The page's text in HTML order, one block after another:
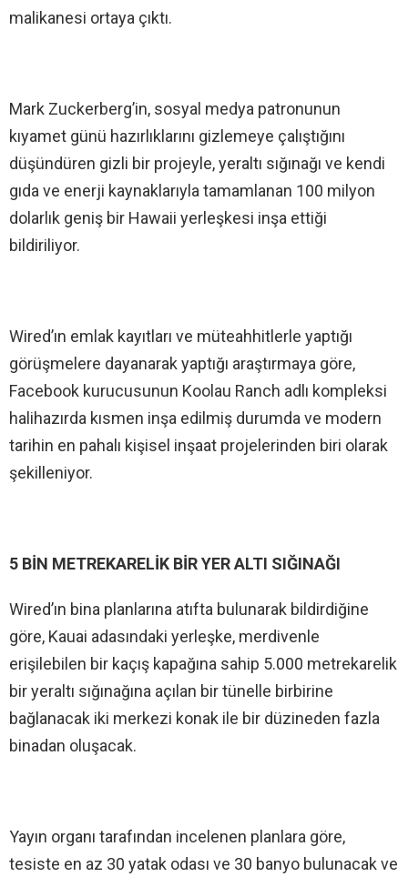
malikanesi ortaya çıktı.
Mark Zuckerberg’in, sosyal medya patronunun
kıyamet günü hazırlıklarını gizlemeye çalıştığını
düşündüren gizli bir projeyle, yeraltı sığınağı ve kendi
gıda ve enerji kaynaklarıyla tamamlanan 100 milyon
dolarlık geniş bir Hawaii yerleşkesi inşa ettiği
bildiriliyor.
Wired’ın emlak kayıtları ve müteahhitlerle yaptığı
görüşmelere dayanarak yaptığı araştırmaya göre,
Facebook kurucusunun Koolau Ranch adlı kompleksi
halihazırda kısmen inşa edilmiş durumda ve modern
tarihin en pahalı kişisel inşaat projelerinden biri olarak
şekilleniyor.
5 BİN METREKARELİK BİR YER ALTI SIĞINAĞI
Wired’ın bina planlarına atıfta bulunarak bildirdiğine
göre, Kauai adasındaki yerleşke, merdivenle
erişilebilen bir kaçış kapağına sahip 5.000 metrekarelik
bir yeraltı sığınağına açılan bir tünelle birbirine
bağlanacak iki merkezi konak ile bir düzineden fazla
binadan oluşacak.
Yayın organı tarafından incelenen planlara göre,
tesiste en az 30 yatak odası ve 30 banyo bulunacak ve